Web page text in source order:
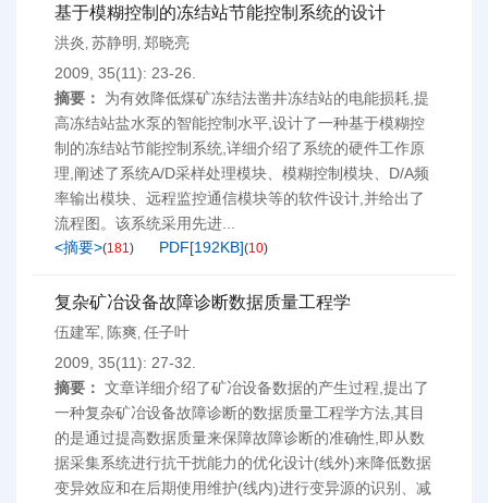
基于模糊控制的冻结站节能控制系统的设计
洪炎, 苏静明 , 郑晓亮
2009, 35(11): 23-26.
摘要：
为有效降低煤矿冻结法凿井冻结站的电能损耗,提
高冻结站盐水泵的智能控制水平,设计了一种基于模糊控
制的冻结站节能控制系统,详细介绍了系统的硬件工作原
理,阐述了系统A/D采样处理模块、模糊控制模块、D/A频
率输出模块、远程监控通信模块等的软件设计,并给出了
流程图。该系统采用先进...
<摘要>(181) PDF[192KB](10)
复杂矿冶设备故障诊断数据质量工程学
伍建军, 陈爽, 任子叶
2009, 35(11): 27-32.
摘要： 文章详细介绍了矿冶设备数据的产生过程,提出了
一种复杂矿冶设备故障诊断的数据质量工程学方法,其目
的是通过提高数据质量来保障故障诊断的准确性,即从数
据采集系统进行抗干扰能力的优化设计(线外)来降低数据
变异效应和在后期使用维护(线内)进行变异源的识别、减